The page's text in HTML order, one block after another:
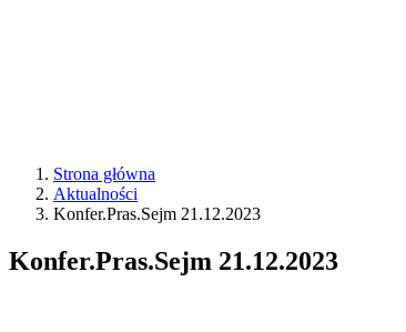
Strona główna
Aktualności
Konfer.Pras.Sejm 21.12.2023
Konfer.Pras.Sejm 21.12.2023